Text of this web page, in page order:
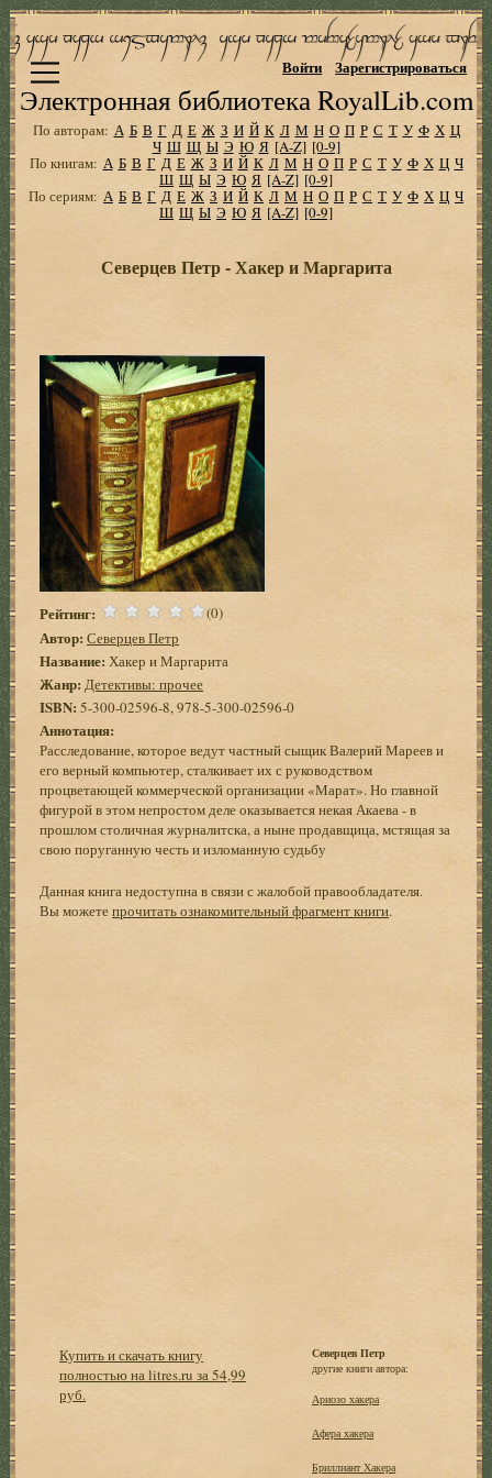
Электронная библиотека RoyalLib.com
Войти Зарегистрироваться
По авторам: А Б В Г Д Е Ж З И Й К Л М Н О П Р С Т У Ф Х Ц
Ч Ш Щ Ы Э Ю Я [A-Z] [0-9]
По книгам: А Б В Г Д Е Ж З И Й К Л М Н О П Р С Т У Ф Х Ц Ч
Ш Щ Ы Э Ю Я [A-Z] [0-9]
По сериям: А Б В Г Д Е Ж З И Й К Л М Н О П Р С Т У Ф Х Ц Ч
Ш Щ Ы Э Ю Я [A-Z] [0-9]
Северцев Петр - Хакер и Маргарита
Рейтинг: (0)
Автор: Северцев Петр
Название: Хакер и Маргарита
Жанр: Детективы: прочее
ISBN:5-300-02596-8, 978-5-300-02596-0
Аннотация:
Расследование, которое ведут частный сыщик Валерий Мареев и
его верный компьютер, сталкивает их с руководством
процветающей коммерческой организации «Марат». Но главной
фигурой в этом непростом деле оказывается некая Акаева - в
прошлом столичная журналитска, а ныне продавщица, мстящая за
свою поруганную честь и изломанную судьбу
Данная книга недоступна в связи с жалобой правообладателя.
Вы можетепрочитать ознакомительный фрагмент книги.
Купить и скачать книгу
полностью на litres.ru за 54,99
руб.
Северцев Петр
другие книги автора:
Ариозо хакера
Афера хакера
Бриллиант Хакера